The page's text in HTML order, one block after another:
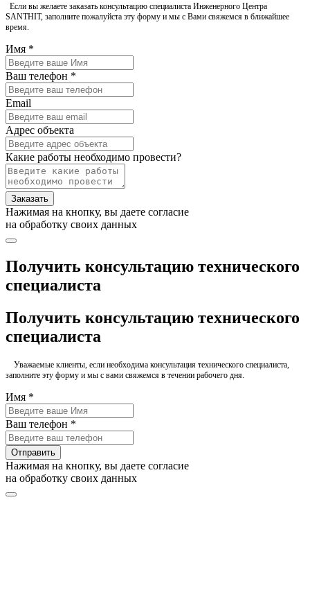
Если вы желаете заказать консультацию специалиста Инженерного Центра
SANTHIT, заполните пожалуйста эту форму и мы с Вами свяжемся в ближайшее
время.
Имя *
Ваш телефон *
Email
Адрес объекта
Какие работы необходимо провести?
Заказать
Нажимая на кнопку, вы даете согласие
на обработку своих данных
Получить консультацию технического
специалиста
Получить консультацию технического
специалиста
Уважаемые клиенты, если необходима консультация технического специалиста,
заполните эту форму и мы с вами свяжемся в течении рабочего дня.
Имя *
Ваш телефон *
Отправить
Нажимая на кнопку, вы даете согласие
на обработку своих данных